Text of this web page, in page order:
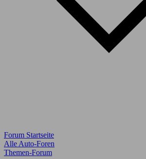
Forum Startseite
Alle Auto-Foren
Themen-Forum